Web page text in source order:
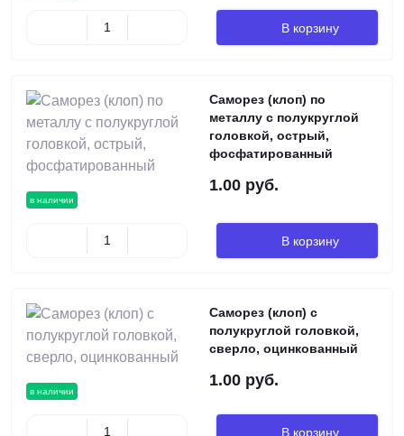
В корзину
в наличии
Саморез (клоп) по
металлу с полукруглой
головкой, острый,
фосфатированный
1.00 руб.
В корзину
в наличии
Саморез (клоп) с
полукруглой головкой,
сверло, оцинкованный
1.00 руб.
В корзину